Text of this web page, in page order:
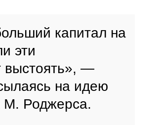
капитал на
эти
выстоять», —
на идею
М. Роджерса.